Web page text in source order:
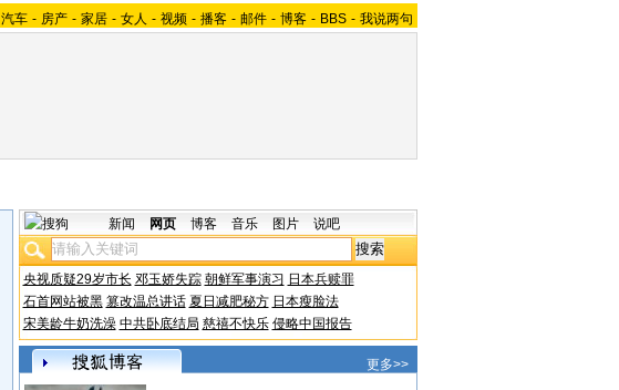
汽车 - 房产 - 家居 - 女人 - 视频 - 播客 - 邮件 - 博客 - BBS - 我说两句
新闻 网页 博客 音乐 图片 说吧
央视质疑29岁市长 邓玉娇失踪 朝鲜军事演习 日本兵赎罪
石首网站被黑 篡改温总讲话 夏日减肥秘方 日本瘦脸法
宋美龄牛奶洗澡 中共卧底结局 慈禧不快乐 侵略中国报告
更多>>